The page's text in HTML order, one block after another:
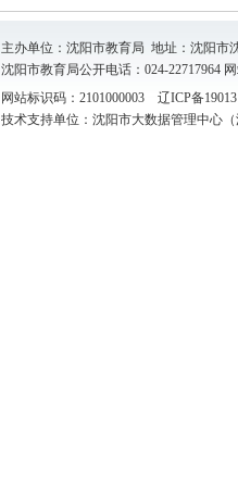
主办单位：沈阳市教育局 地址：沈阳
沈阳市教育局公开电话：024-22717964
网站标识码：2101000003 辽ICP备
技术支持单位：沈阳市大数据管理中心